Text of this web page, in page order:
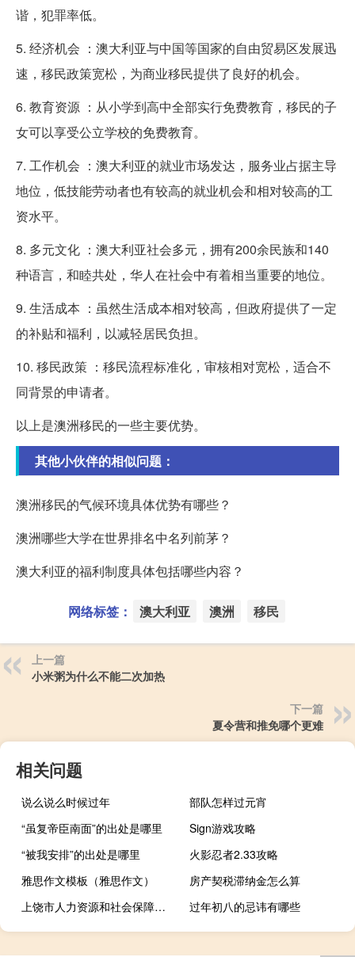
谐，犯罪率低。
5. 经济机会 ：澳大利亚与中国等国家的自由贸易区发展迅
速，移民政策宽松，为商业移民提供了良好的机会。
6. 教育资源 ：从小学到高中全部实行免费教育，移民的子
女可以享受公立学校的免费教育。
7. 工作机会 ：澳大利亚的就业市场发达，服务业占据主导
地位，低技能劳动者也有较高的就业机会和相对较高的工
资水平。
8. 多元文化 ：澳大利亚社会多元，拥有200余民族和140
种语言，和睦共处，华人在社会中有着相当重要的地位。
9. 生活成本 ：虽然生活成本相对较高，但政府提供了一定
的补贴和福利，以减轻居民负担。
10. 移民政策 ：移民流程标准化，审核相对宽松，适合不
同背景的申请者。
以上是澳洲移民的一些主要优势。
其他小伙伴的相似问题：
澳洲移民的气候环境具体优势有哪些？
澳洲哪些大学在世界排名中名列前茅？
澳大利亚的福利制度具体包括哪些内容？
网络标签： 澳大利亚 澳洲 移民
上一篇
小米粥为什么不能二次加热
下一篇
夏令营和推免哪个更难
相关问题
说么说么时候过年
部队怎样过元宵
“虽复帝臣南面”的出处是哪里
Sign游戏攻略
“被我安排”的出处是哪里
火影忍者2.33攻略
雅思作文模板（雅思作文）
房产契税滞纳金怎么算
上饶市人力资源和社会保障局职称查询（上饶市人力资源和社会保障局首页）
过年初八的忌讳有哪些